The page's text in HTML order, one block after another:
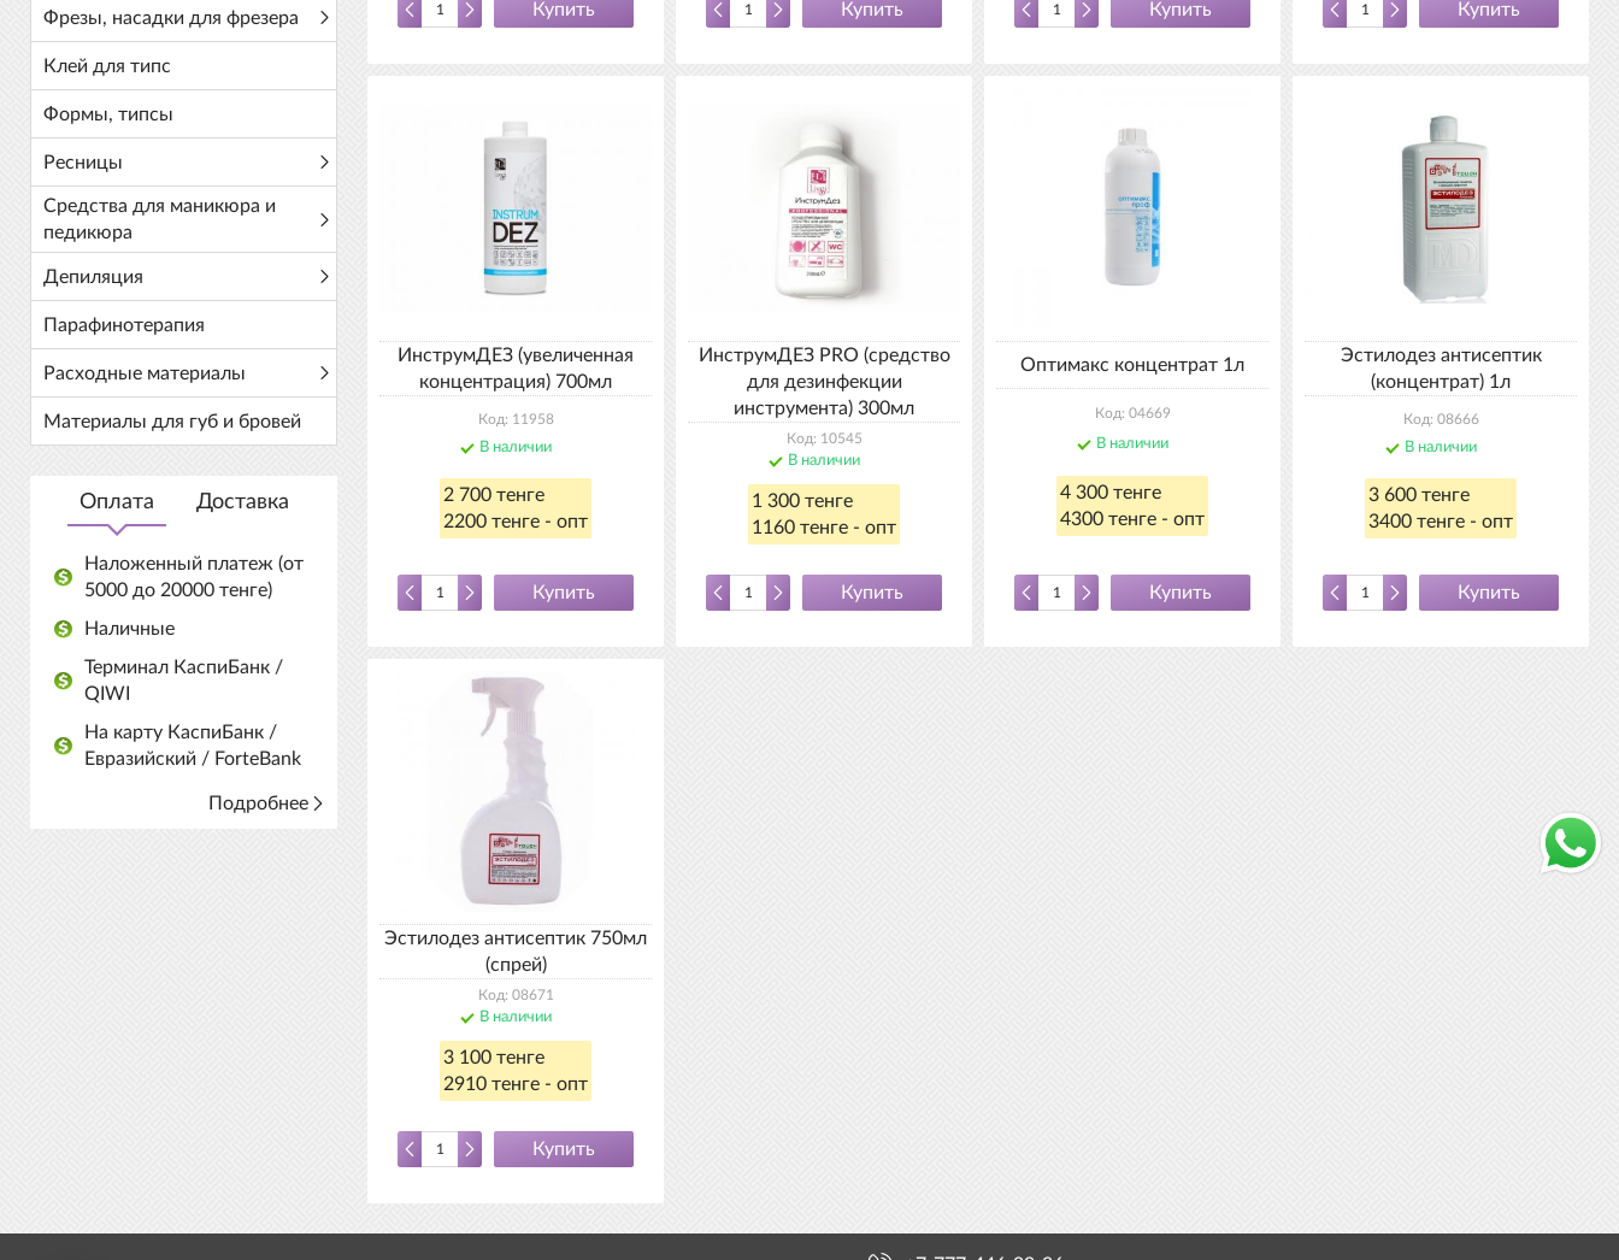
Фрезы, насадки для фрезера
Клей для типс
Формы, типсы
Ресницы
Средства для маникюра и
педикюра
Депиляция
Парафинотерапия
Расходные материалы
Материалы для губ и бровей
Оплата Доставка
Наложенный платеж (от
5000 до 20000 тенге)
Наличные
Терминал КаспиБанк /
QIWI
На карту КаспиБанк /
Евразийский / ForteBank
Подробнее
Купить Купить Купить Купить
ИнструмДЕЗ (увеличенная
концентрация) 700мл
Код: 11958
В наличии
2 700 тенге
2200 тенге - опт
Купить
ИнструмДЕЗ PRO (средство
для дезинфекции
инструмента) 300мл
Код: 10545
В наличии
1 300 тенге
1160 тенге - опт
Купить
Оптимакс концентрат 1л
Код: 04669
В наличии
4 300 тенге
4300 тенге - опт
Купить
Эстилодез антисептик
(концентрат) 1л
Код: 08666
В наличии
3 600 тенге
3400 тенге - опт
Купить
Эстилодез антисептик 750мл
(спрей)
Код: 08671
В наличии
3 100 тенге
2910 тенге - опт
Купить